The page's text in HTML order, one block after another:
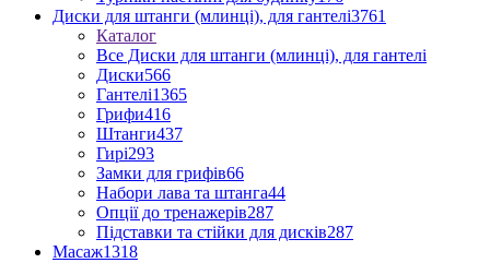
Диски для штанги (млинці), для гантелі3761
Каталог
Все Диски для штанги (млинці), для гантелі
Диски566
Гантелі1365
Грифи416
Штанги437
Гирі293
Замки для грифів66
Набори лава та штанга44
Опції до тренажерів287
Підставки та стійки для дисків287
Масаж1318